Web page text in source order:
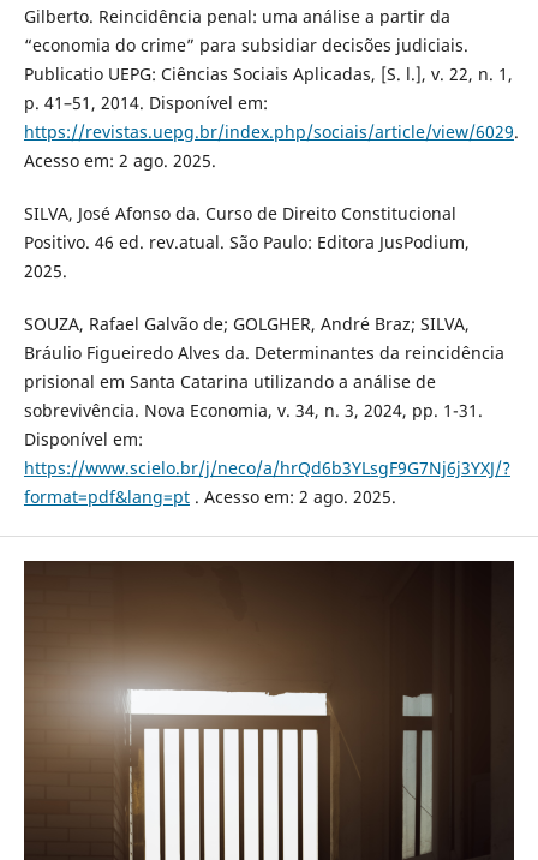
Gilberto. Reincidência penal: uma análise a partir da
“economia do crime” para subsidiar decisões judiciais.
Publicatio UEPG: Ciências Sociais Aplicadas, [S. l.], v. 22, n. 1,
p. 41–51, 2014. Disponível em:
https://revistas.uepg.br/index.php/sociais/article/view/6029.
Acesso em: 2 ago. 2025.
SILVA, José Afonso da. Curso de Direito Constitucional
Positivo. 46 ed. rev.atual. São Paulo: Editora JusPodium,
2025.
SOUZA, Rafael Galvão de; GOLGHER, André Braz; SILVA,
Bráulio Figueiredo Alves da. Determinantes da reincidência
prisional em Santa Catarina utilizando a análise de
sobrevivência. Nova Economia, v. 34, n. 3, 2024, pp. 1-31.
Disponível em:
https://www.scielo.br/j/neco/a/hrQd6b3YLsgF9G7Nj6j3YXJ/?
format=pdf&lang=pt. Acesso em: 2 ago. 2025.